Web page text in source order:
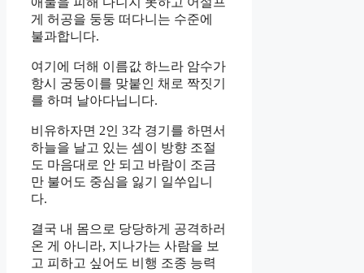
게 허공을 둥둥 떠다니는 수준에
불과합니다.
여기에 더해 이름값 하느라 암수가
항시 궁둥이를 맞붙인 채로 짝짓기
를 하며 날아다닙니다.
비유하자면 2인 3각 경기를 하면서
하늘을 날고 있는 셈이 방향 조절
도 마음대로 안 되고 바람이 조금
만 불어도 중심을 잃기 일쑤입니
다.
결국 내 몸으로 당당하게 공격하러
온 게 아니라, 지나가는 사람을 보
고 피하고 싶어도 비행 조종 능력